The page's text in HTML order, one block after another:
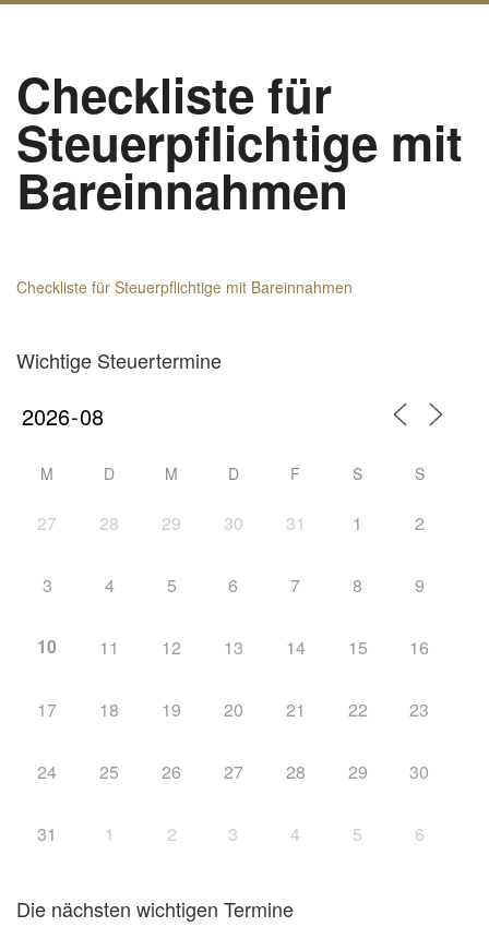
Checkliste für
Steuerpflichtige mit
Bareinnahmen
Checkliste für Steuerpflichtige mit Bareinnahmen
Wichtige Steuertermine
M D M D F S S
27 28 29 30 31 1 2
3 4 5 6 7 8 9
10 11 12 13 14 15 16
17 18 19 20 21 22 23
24 25 26 27 28 29 30
31 1 2 3 4 5 6
Die nächsten wichtigen Termine